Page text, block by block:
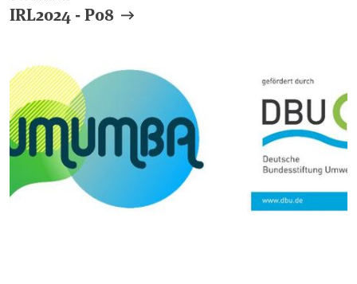
IRL2024 - P08